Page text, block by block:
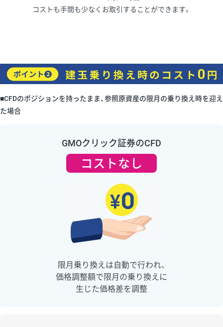
コストも手間も少なくお取引することができます。
■CFDのポジションを持ったまま、参照原資産の限月の乗り換え時を迎え
た場合
GMOクリック証券のCFD
コストなし
限月乗り換えは自動で行われ、
価格調整額で限月の乗り換えに
生じた価格差を調整